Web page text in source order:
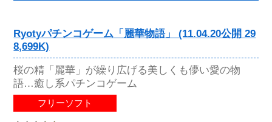
Ryotyパチンコゲーム「麗華物語」 (11.04.20公開 29
8,699K)
桜の精「麗華」が繰り広げる美しくも儚い愛の物
語…癒し系パチンコゲーム
フリーソフト